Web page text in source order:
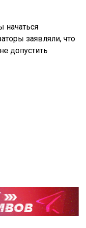
начаться
заявляли, что
допустить